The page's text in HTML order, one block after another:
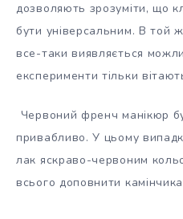
дозволяють зрозуміти, що
бути універсальним. В той
все-таки виявляється
експерименти тільки
Червоний френч манікюр
привабливо. У цьому
лак яскраво-червоним
всього доповнити